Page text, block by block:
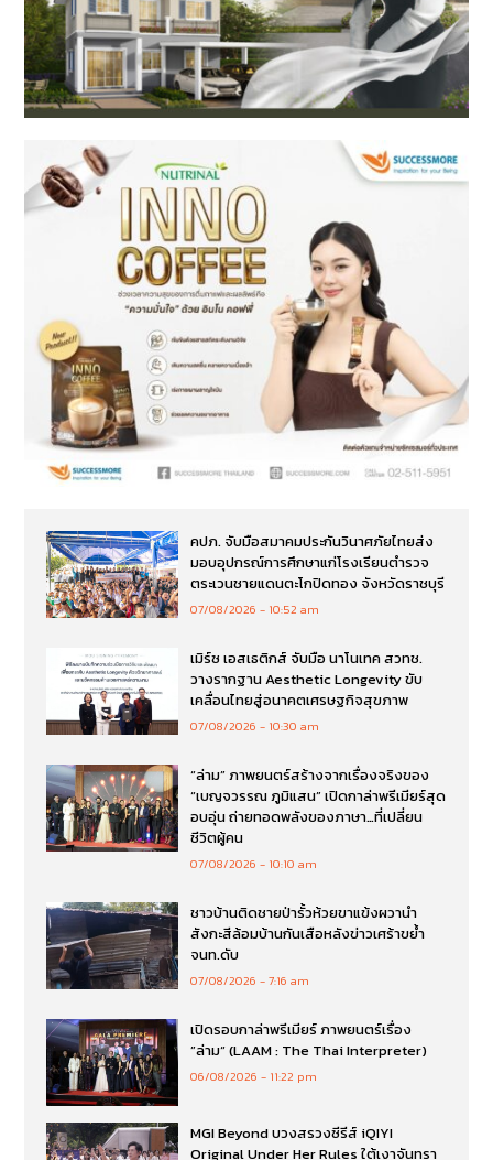
คปภ. จับมือสมาคมประกันวินาศภัยไทยส่ง
มอบอุปกรณ์การศึกษาแก่โรงเรียนตำรวจ
ตระเวนชายแดนตะโกปิดทอง จังหวัดราชบุรี
07/08/2026 10:52 am
เมิร์ซ เอสเธติกส์ จับมือ นาโนเทค สวทช.
วางรากฐาน Aesthetic Longevity ขับ
เคลื่อนไทยสู่อนาคตเศรษฐกิจสุขภาพ
07/08/2026 10:30 am
“ล่าม” ภาพยนตร์สร้างจากเรื่องจริงของ
“เบญจวรรณ ภูมิแสน” เปิดกาล่าพรีเมียร์สุด
อบอุ่น ถ่ายทอดพลังของภาษา…ที่เปลี่ยน
ชีวิตผู้คน
07/08/2026 10:10 am
ชาวบ้านติดชายป่ารั้วห้วยขาแข้งผวานำ
สังกะสีล้อมบ้านกันเสือหลังข่าวเศร้าขย้ำ
จนท.ดับ
07/08/2026 7:16 am
เปิดรอบกาล่าพรีเมียร์ ภาพยนตร์เรื่อง
”ล่าม“ (LAAM : The Thai Interpreter)
06/08/2026 11:22 pm
MGI Beyond บวงสรวงซีรีส์ iQIYI
Original Under Her Rules ใต้เงาจันทรา